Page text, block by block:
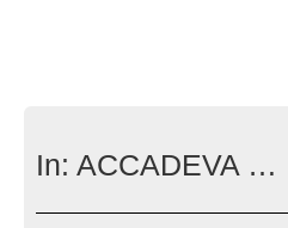
In: ACCADEVA …